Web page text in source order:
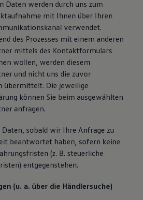
Apps, Login und Shop
und Fahrzeug verbinden
für Software, Karten und Radio
Kundenbetreuung
und Kontrollleuchten
Betriebsanleitung
Unfallhilfe
Kundenbetreuung
Daten werden durch uns zum
mit Ihnen über Ihren
verwendet.
des Prozesses mit einem anderen
mittels des Kontaktformulars
wollen, werden diesem
und nicht uns die zuvor
übermittelt. Die jeweilige
können Sie beim ausgewählten
anfragen.
sobald wir Ihre Anfrage zu
beantwortet haben, sofern keine
(z. B. steuerliche
entgegenstehen.
(u. a. über die Händlersuche)